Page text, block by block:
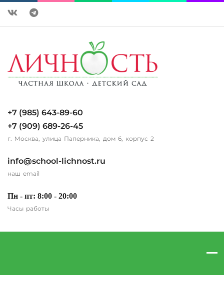
+7 (985) 643-89-60
+7 (909) 689-26-45
г. Москва, улица Паперника, дом 6, корпус 2
info@school-lichnost.ru
наш email
Пн - пт: 8:00 - 20:00
Часы работы